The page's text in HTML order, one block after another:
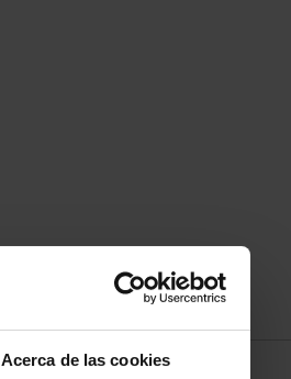
Acerca de las cookies